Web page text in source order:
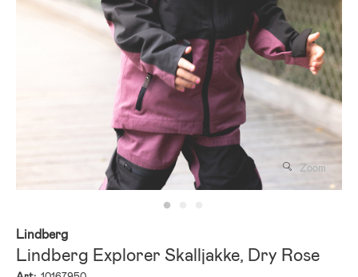
Zoom
Lindberg
Lindberg Explorer Skalljakke, Dry Rose